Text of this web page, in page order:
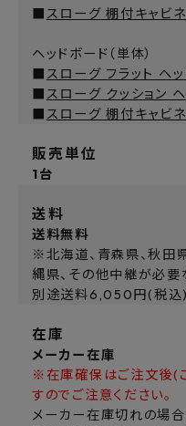
スローグ 棚付キャビ
ヘッドボード（単体）
スローグ フラット ヘ
スローグ クッション
スローグ 棚付キャビ
販売単位
1台
送料
送料無料
※北海道、青森県、秋田
縄県、その他中継が必要
別途送料6,050円(税込)
在庫
メーカー在庫
※在庫確保はご注文後(
すのでご注意ください。
メーカー在庫切れの場